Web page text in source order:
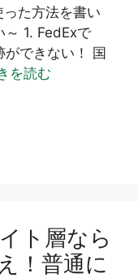
た方法を書い
～ 1. FedExで
ができない！ 国
を読む
ト層なら
！普通に